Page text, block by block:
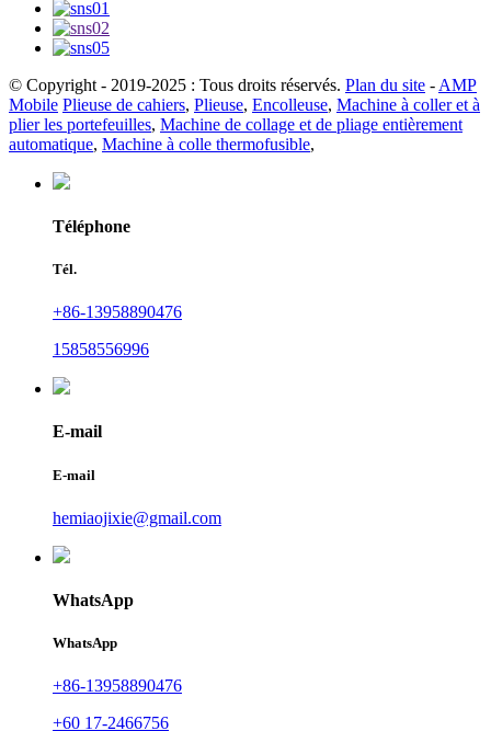
© Copyright - 2019-2025 : Tous droits réservés. Plan du site - AMP
Mobile Plieuse de cahiers, Plieuse, Encolleuse, Machine à coller et à
plier les portefeuilles, Machine de collage et de pliage entièrement
automatique, Machine à colle thermofusible,
Téléphone
Tél.
+86-13958890476
15858556996
E-mail
E-mail
hemiaojixie@gmail.com
WhatsApp
WhatsApp
+86-13958890476
+60 17-2466756